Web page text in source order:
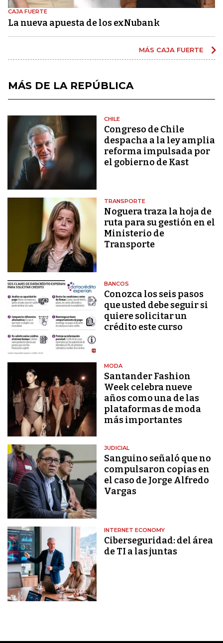
CAJA FUERTE
La nueva apuesta de los exNubank
MÁS CAJA FUERTE
MÁS DE LA REPÚBLICA
CHILE
Congreso de Chile
despacha a la ley amplia
reforma impulsada por
el gobierno de Kast
TRANSPORTE
Noguera traza la hoja de
ruta para su gestión en el
Ministerio de
Transporte
BANCOS
Conozca los seis pasos
que usted debe seguir si
quiere solicitar un
crédito este curso
MODA
Santander Fashion
Week celebra nueve
años como una de las
plataformas de moda
más importantes
JUDICIAL
Sanguino señaló que no
compulsaron copias en
el caso de Jorge Alfredo
Vargas
INTERNET ECONOMY
Ciberseguridad: del área
de TI a las juntas